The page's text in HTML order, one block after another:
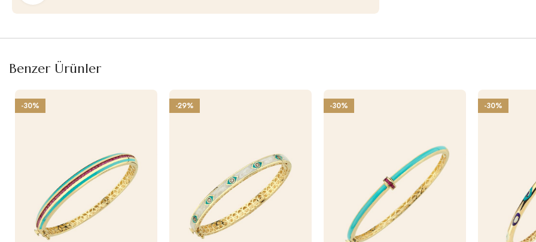
Benzer Ürünler
-30% -29% -30% -30%